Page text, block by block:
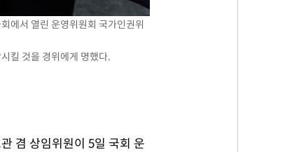
에서 열린 운영위원회 국가인권위
킬 것을 경위에게 명했다.
겸 상임위원이 5일 국회 운